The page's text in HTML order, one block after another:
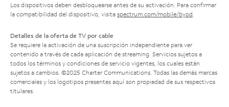
Los dispositivos deben desbloquearse antes de su activación. Para confirmar
la compatibilidad del dispositivo, visita spectrum.com/mobile/byod
Detalles de la oferta de TV por cable
Se requiere la activación de una suscripción independiente para ver
contenido a través de cada aplicación de streaming. Servicios sujetos a
todos los términos y condiciones de servicio vigentes, los cuales están
sujetos a cambios. ©2025 Charter Communications. Todas las demás marcas
comerciales y los logotipos presentes aquí son propiedad de sus respectivos
titulares.